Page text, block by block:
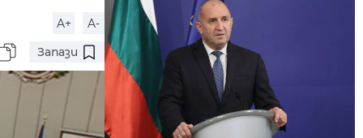
A+
A-
Запази